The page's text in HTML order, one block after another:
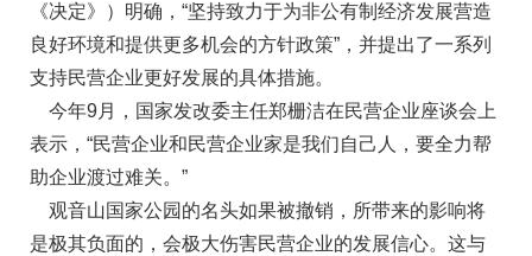
《决定》）明确，“坚持致力于为非公有制经济发展营造
良好环境和提供更多机会的方针政策”，并提出了一系列
支持民营企业更好发展的具体措施。
今年9月，国家发改委主任郑栅洁在民营企业座谈会上
表示，“民营企业和民营企业家是我们自己人，要全力帮
助企业渡过难关。”
观音山国家公园的名头如果被撤销，所带来的影响将
是极其负面的，会极大伤害民营企业的发展信心。这与